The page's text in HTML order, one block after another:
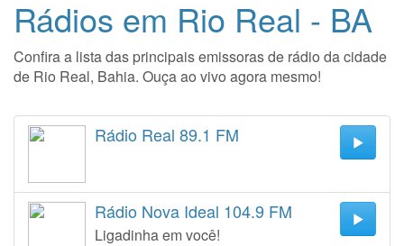
Rádios em Rio Real - BA
Confira a lista das principais emissoras de rádio da cidade
de Rio Real, Bahia. Ouça ao vivo agora mesmo!
Rádio Real 89.1 FM
Rádio Nova Ideal 104.9 FM
Ligadinha em você!